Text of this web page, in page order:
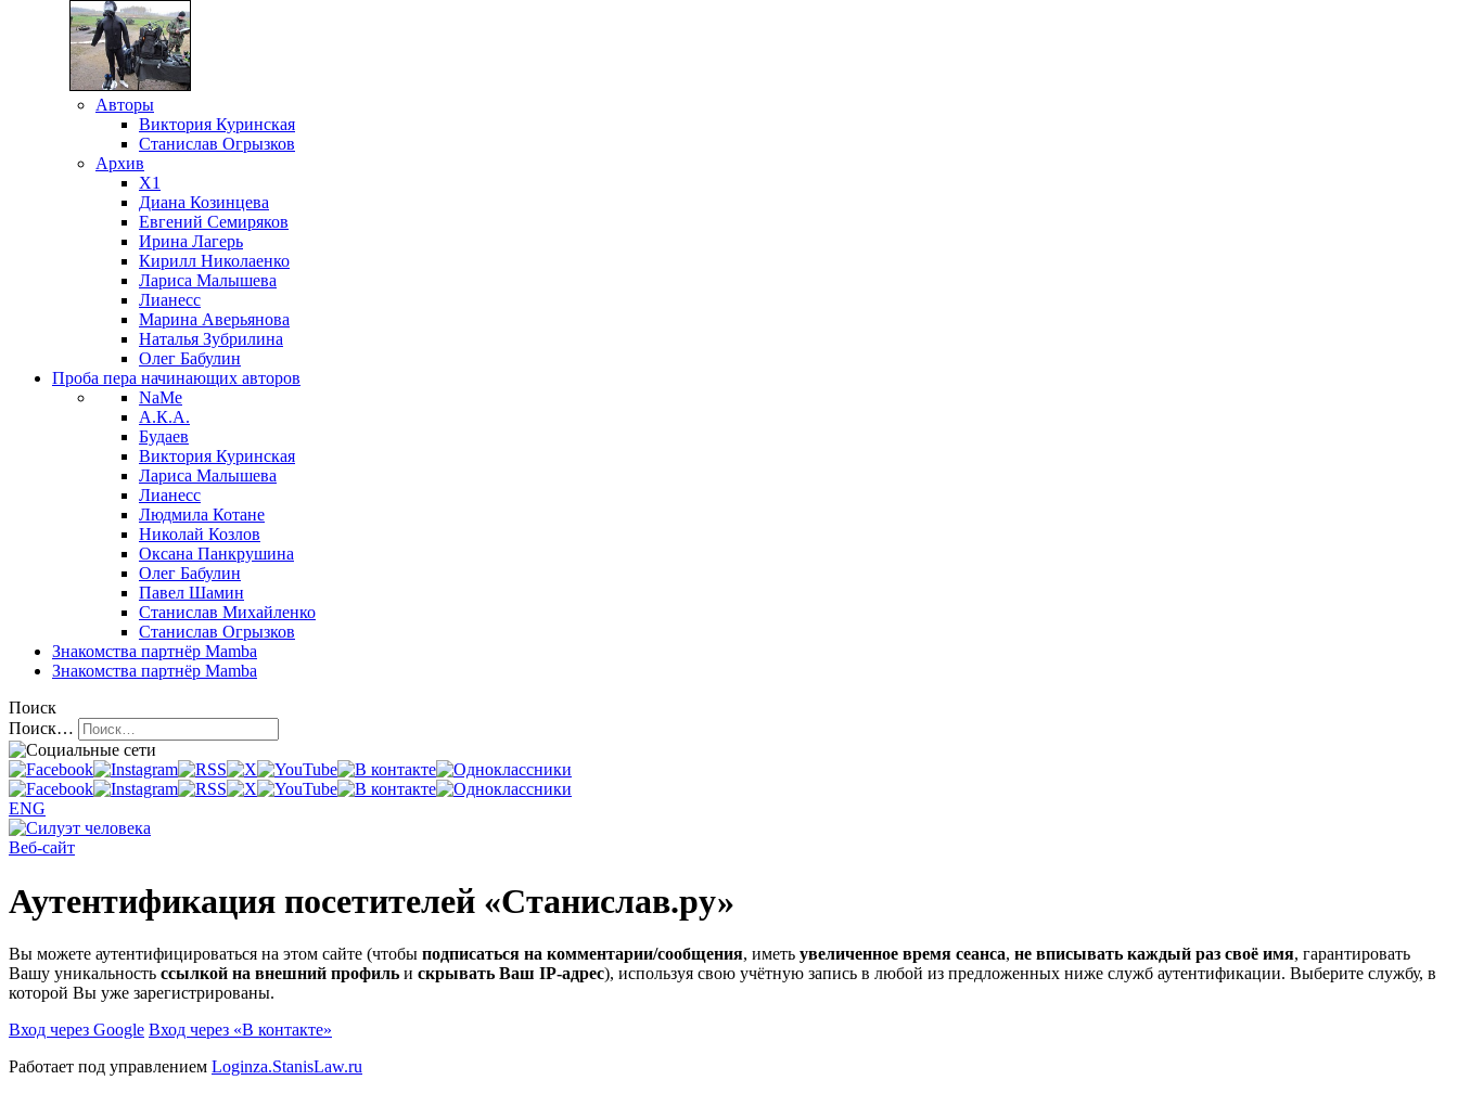
Авторы
Виктория Куринская
Станислав Огрызков
Архив
X1
Диана Козинцева
Евгений Семиряков
Ирина Лагерь
Кирилл Николаенко
Лариса Малышева
Лианесс
Марина Аверьянова
Наталья Зубрилина
Олег Бабулин
Проба пера начинающих авторов
NaMe
А.К.А.
Будаев
Виктория Куринская
Лариса Малышева
Лианесс
Людмила Котане
Николай Козлов
Оксана Панкрушина
Олег Бабулин
Павел Шамин
Станислав Михайленко
Станислав Огрызков
Знакомства партнёр Mamba
Знакомства партнёр Mamba
Поиск
Поиск…
ENG
Веб-сайт
Аутентификация посетителей «Станислав.ру»
Вы можете аутентифицироваться на этом сайте (чтобы подписаться на комментарии/сообщения, иметь увеличенное время сеанса, не вписывать каждый раз своё имя, гарантировать
Вашу уникальность ссылкой на внешний профиль и скрывать Ваш IP-адрес), используя свою учётную запись в любой из предложенных ниже служб аутентификации. Выберите службу, в
которой Вы уже зарегистрированы.
Вход через Google Вход через «В контакте»
Работает под управлением Loginza.StanisLaw.ru